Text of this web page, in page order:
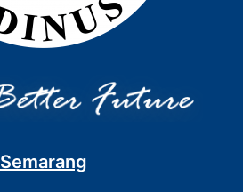
Semarang